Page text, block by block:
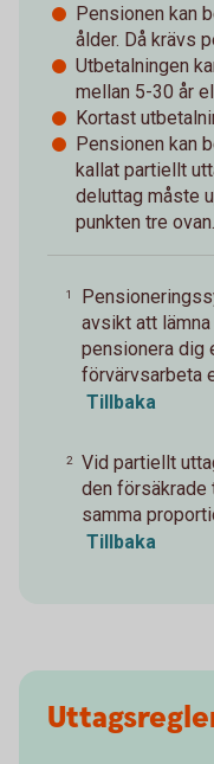
Pensionen kan
ålder. Då krävs
Utbetalningen
mellan 5-30 år
Kortast
Pensionen kan
kallat partiellt
deluttag måste
punkten tre ovan.
1
avsikt att
pensionera dig
förvärvsarbeta
Tillbaka
2
Vid partiellt
den försäkrade
samma
Tillbaka